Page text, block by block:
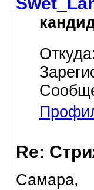
Re:
Самара,